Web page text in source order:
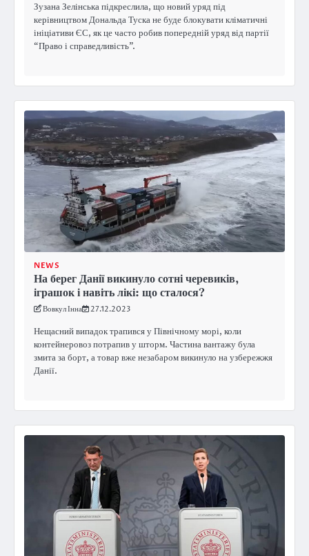
Зузана Зелінська підкреслила, що новий уряд під
керівництвом Дональда Туска не буде блокувати кліматичні
ініціативи ЄС, як це часто робив попередній уряд від партії
“Право і справедливість”.
NEWS
На берег Данії викинуло сотні черевиків,
іграшок і навіть лікі: що сталося?
Вовкул Інна 27.12.2023
Нещасний випадок трапився у Північному морі, коли
контейнеровоз потрапив у шторм. Частина вантажу була
змита за борт, а товар вже незабаром викинуло на узбережжя
Данії.